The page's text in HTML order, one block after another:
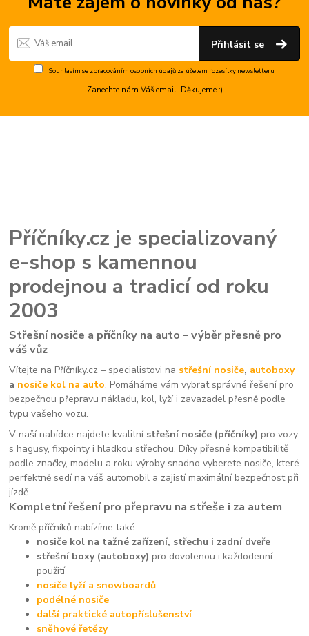
Přihlásit se
Souhlasím se zpracováním osobních údajůza účelem rozesílky newsletteru.
Zanechte nám Váš email. Děkujeme :)
Příčníky.cz je specializovaný
e-shop s kamennou
prodejnou a tradicí od roku
2003
Střešní nosiče a příčníky na auto – výběr přesně pro
váš vůz
Vítejte na Příčníky.cz – specialistovi na střešní nosiče, autoboxy
a nosiče kol na auto. Pomáháme vám vybrat správné řešení pro
bezpečnou přepravu nákladu, kol, lyží i zavazadel přesně podle
typu vašeho vozu.
V naší nabídce najdete kvalitní střešní nosiče (příčníky) pro vozy
s hagusy, fixpointy i hladkou střechou. Díky přesné kompatibilitě
podle značky, modelu a roku výroby snadno vyberete nosiče, které
perfektně sedí na váš automobil a zajistí maximální bezpečnost při
jízdě.
Kompletní řešení pro přepravu na střeše i za autem
Kromě příčníků nabízíme také:
nosiče kol na tažné zařízení, střechu i zadní dveře
střešní boxy (autoboxy) pro dovolenou i každodenní
použití
nosiče lyží a snowboardů
podélné nosiče
další praktické autopříslušenství
sněhové řetězy